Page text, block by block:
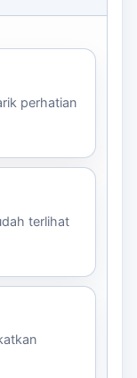
menentukan
perhatian
terlihat